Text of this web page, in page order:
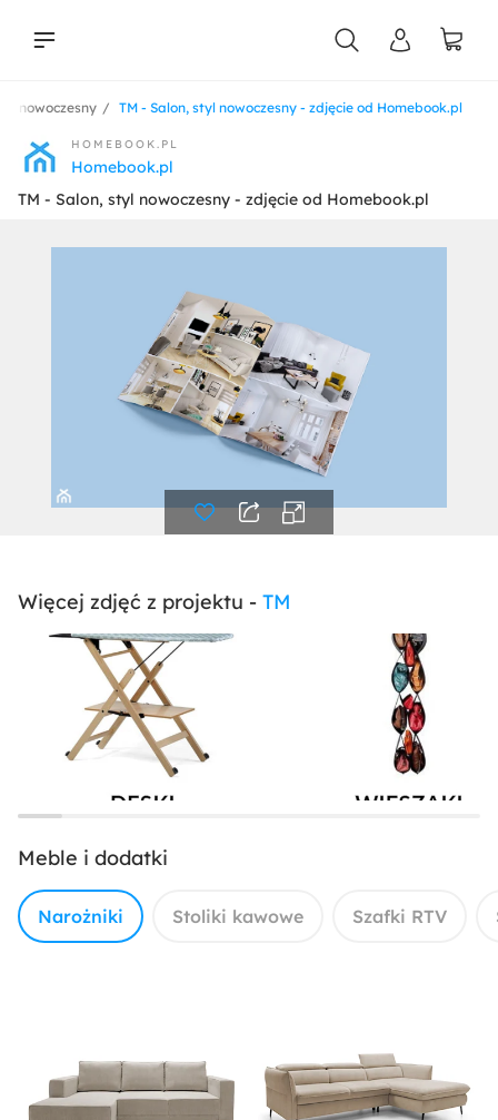
TM - Salon, styl nowoczesny - zdjęcie od Homebook.pl
nowoczesny
HOMEBOOK.PL
Homebook.pl
TM - Salon, styl nowoczesny - zdjęcie od Homebook.pl
Więcej zdjęć z projektu - TM
Meble i dodatki
Narożniki Stoliki kawowe Szafki RTV